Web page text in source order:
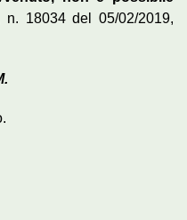
18034 del 05/02/2019,